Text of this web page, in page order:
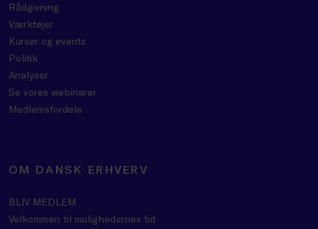
Rådgivning
Værktøjer
Kurser og events
Politik
Analyser
Se vores webinarer
Medlemsfordele
OM DANSK ERHVERV
BLIV MEDLEM
Velkommen til mulighedernes tid